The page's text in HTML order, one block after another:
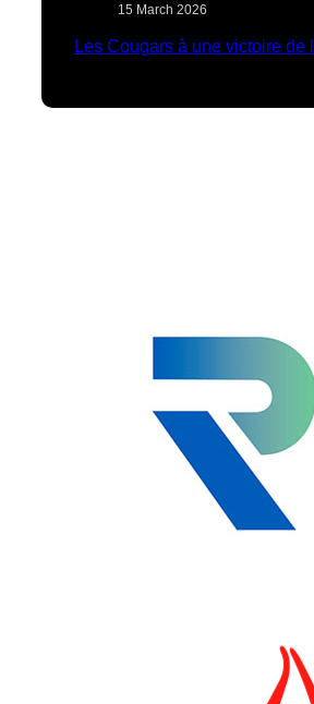
15 March 2026
Les Cougars à une victoire de